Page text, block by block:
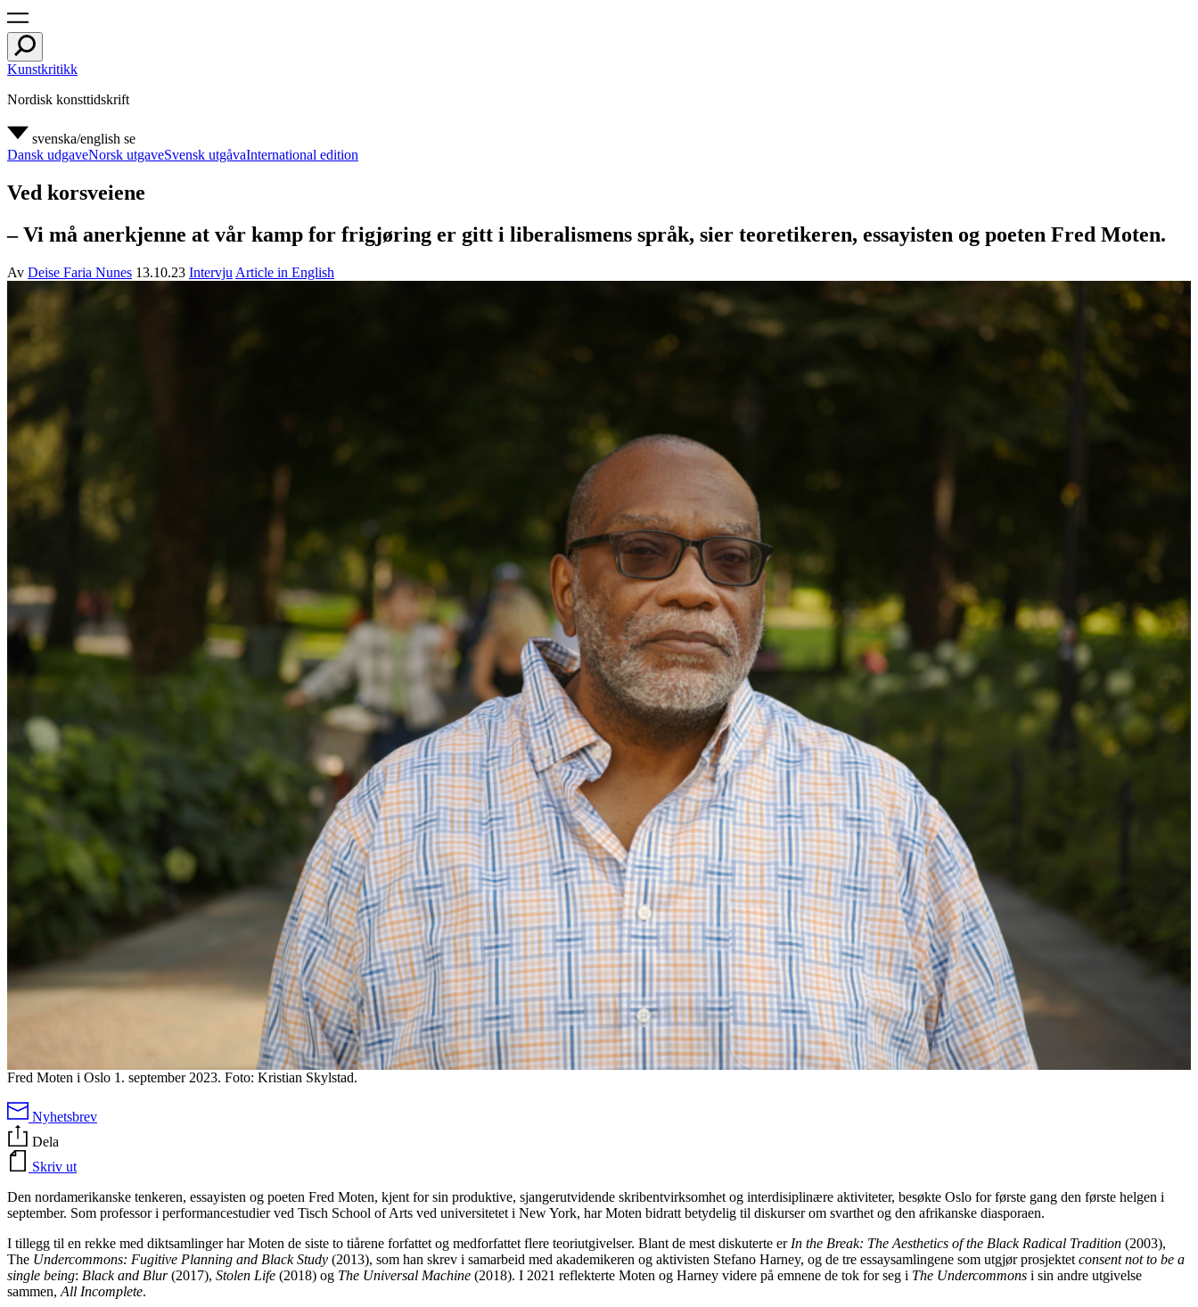
Kunstkritikk
Nordisk konsttidskrift
svenska/english se
Dansk udgaveNorsk utgaveSvensk utgåvaInternational edition
Ved korsveiene
– Vi må anerkjenne at vår kamp for frigjøring er gitt i liberalismens språk, sier teoretikeren, essayisten og poeten Fred Moten.
Av Deise Faria Nunes 13.10.23 Intervju Article in English
Fred Moten i Oslo 1. september 2023. Foto: Kristian Skylstad.
Nyhetsbrev
Dela
Skriv ut
Den nordamerikanske tenkeren, essayisten og poeten Fred Moten, kjent for sin produktive, sjangerutvidende skribentvirksomhet og interdisiplinære aktiviteter, besøkte Oslo for første gang den første helgen i
september. Som professor i performancestudier ved Tisch School of Arts ved universitetet i New York, har Moten bidratt betydelig til diskurser om svarthet og den afrikanske diasporaen.
I tillegg til en rekke med diktsamlinger har Moten de siste to tiårene forfattet og medforfattet flere teoriutgivelser. Blant de mest diskuterte er In the Break: The Aesthetics of the Black Radical Tradition (2003),
The Undercommons: Fugitive Planning and Black Study (2013), som han skrev i samarbeid med akademikeren og aktivisten Stefano Harney, og de tre essaysamlingene som utgjør prosjektet consent not to be a
single being: Black and Blur(2017), Stolen Life (2018) og The Universal Machine (2018). I 2021 reflekterte Moten og Harney videre på emnene de tok for seg i The Undercommons i sin andre utgivelse
sammen, All Incomplete.